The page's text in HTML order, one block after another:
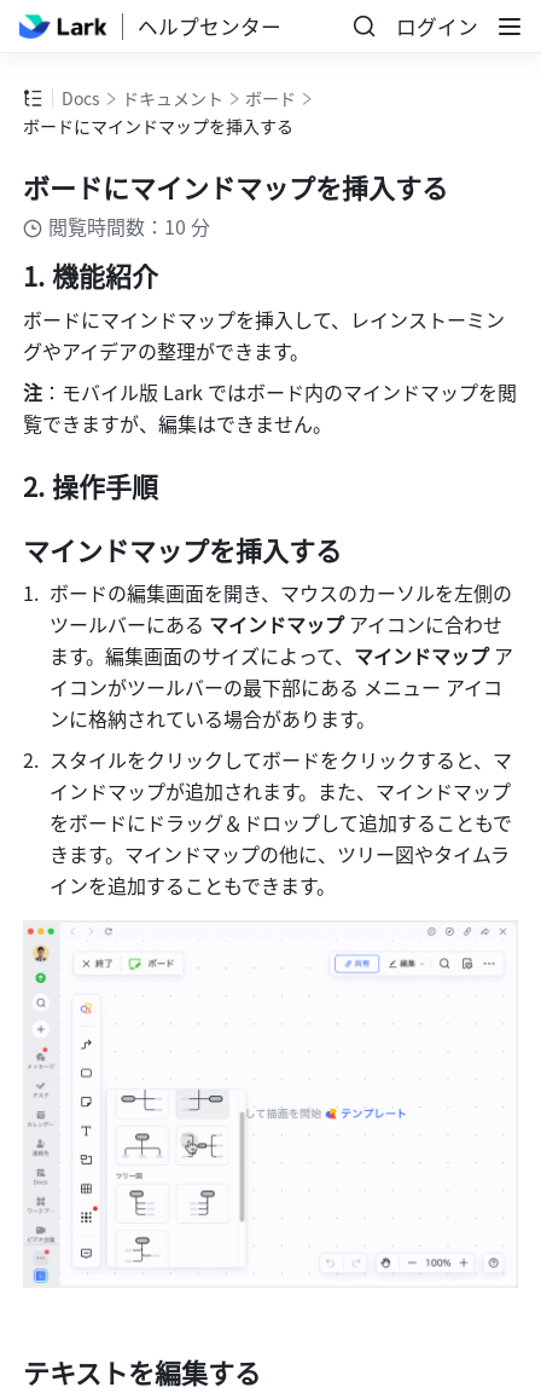
ヘルプセンター ログイン
Docs ドキュメント
ボード
ボードにマインドマップを挿入する
ボードにマインドマップを挿入する
閲覧時間数：10 分
機能紹介
ボードにマインドマップを挿入して、レインストーミン
グやアイデアの整理ができます。
注 ：モバイル版 Lark ではボード内のマインドマップを閲
覧できますが、編集はできません。
操作手順
マインドマップを挿入する
ボードの編集画面を開き、マウスのカーソルを左側の
ツールバーにある マインドマップ アイコンに合わせ
ます。編集画面のサイズによって、 マインドマップ ア
イコンがツールバーの最下部にある メニュー アイコ
ンに格納されている場合があります。
スタイルをクリックしてボードをクリックすると、マ
インドマップが追加されます。また、マインドマップ
をボードにドラッグ＆ドロップして追加することもで
きます。マインドマップの他に、ツリー図やタイムラ
インを追加することもできます。
テキストを編集する